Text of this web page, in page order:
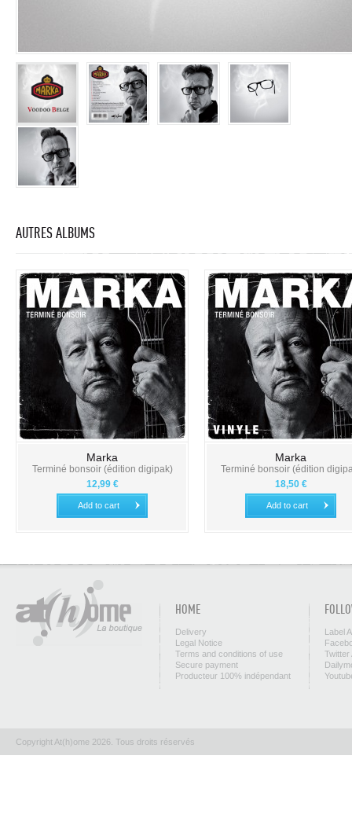
AUTRES ALBUMS
Marka
Terminé bonsoir (édition digipak)
12,99 €
Add to cart
Marka
Terminé bonsoir (édition
18,50 €
Add to cart
HOME
Delivery
Legal Notice
Terms and conditions of use
Secure payment
Producteur 100% indépendant
Label
Twitter
Copyright At(h)ome 2026. Tous droits réservés